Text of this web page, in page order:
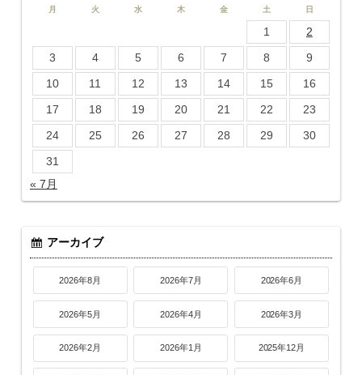
月 火 水 木 金 土 日
1
2
3
4 5 6 7 8
9
10
11 12 13 14 15
16
17
18 19 20 21 22
23
24
25 26 27 28 29
30
31
« 7月
アーカイブ
2026年8月 2026年7月 2026年6月
2026年5月 2026年4月 2026年3月
2026年2月 2026年1月 2025年12月